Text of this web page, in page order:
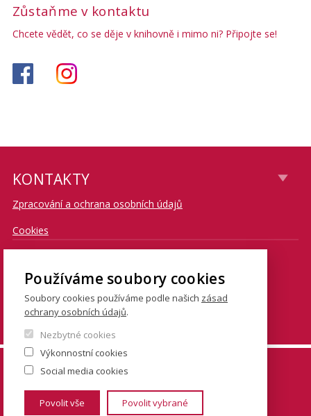
Zůstaňme v kontaktu
Chcete vědět, co se děje v knihovně i mimo ni? Připojte se!
KONTAKTY
Zpracování a ochrana osobních údajů
Cookies
CONTACT
E-mail: knihovna@fsv.cuni.cz
Tel. centrální knihovna Jinonice: 267 224 303
© FSV UK 2026, photo: UK ,
Používáme soubory cookies
Soubory cookies používáme podle našich zásad
ochrany osobních údajů.
Nezbytné cookies
Výkonnostní cookies
Social media cookies
Povolit vše Povolit vybrané